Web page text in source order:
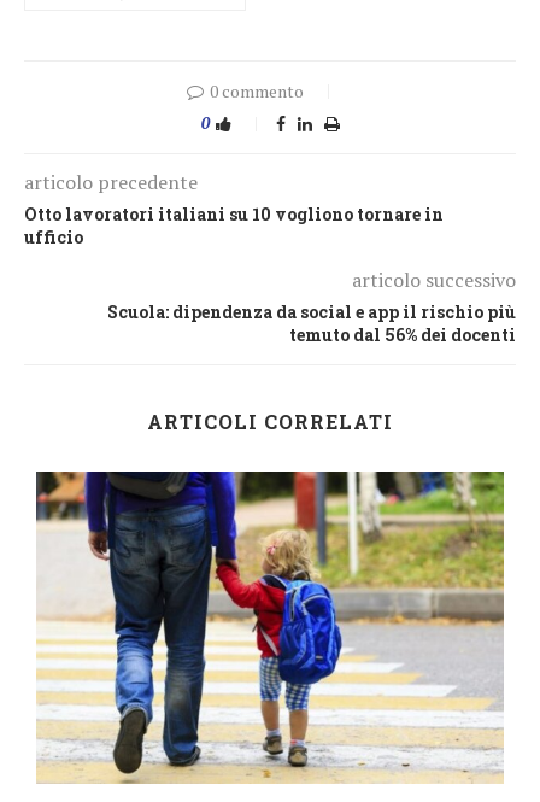
0 commento
0
articolo precedente
Otto lavoratori italiani su 10 vogliono tornare in
ufficio
articolo successivo
Scuola: dipendenza da social e app il rischio più
temuto dal 56% dei docenti
ARTICOLI CORRELATI